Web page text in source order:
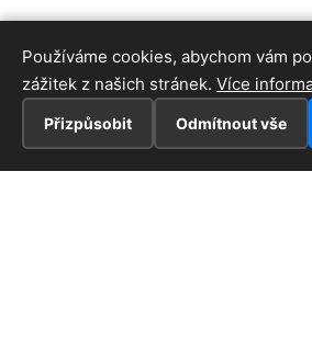
Používáme cookies, abychom vám
zážitek z našich stránek. Více
Přizpůsobit Odmítnout vše